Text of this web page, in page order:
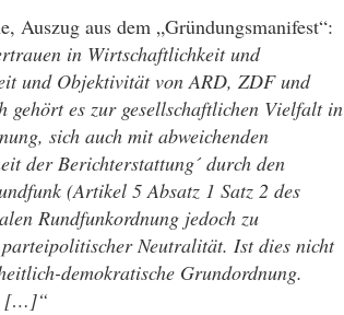
Auszug aus dem „Gründungsmanifest“:
in Wirtschaftlichkeit und
und Objektivität von ARD, ZDF und
gehört es zur gesellschaftlichen Vielfalt in
sich auch mit abweichenden
der Berichterstattung´ durch den
(Artikel 5 Absatz 1 Satz 2 des
Rundfunkordnung jedoch zu
parteipolitischer Neutralität. Ist dies nicht
demokratische Grundordnung.
[…]“